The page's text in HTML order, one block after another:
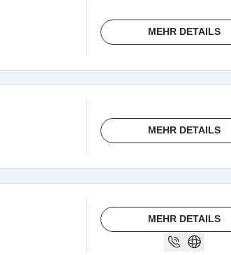
MEHR DETAILS
MEHR DETAILS
MEHR DETAILS